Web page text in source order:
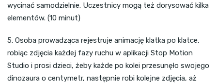
wycinać samodzielnie. Uczestnicy mogą też dorysować kilka
elementów. (10 minut)
5. Osoba prowadząca rejestruje animację klatka po klatce,
robiąc zdjęcia każdej fazy ruchu w aplikacji Stop Motion
Studio i prosi dzieci, żeby każde po kolei przesunęło swojego
dinozaura o centymetr, następnie robi kolejne zdjęcia, aż